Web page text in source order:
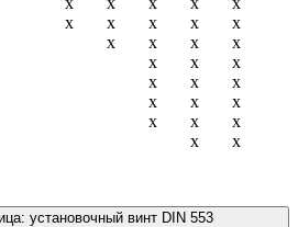
х х х х
х
х х х
х
х х
х
х х
х
х х
х
х х
х
х х
установочный винт DIN 553